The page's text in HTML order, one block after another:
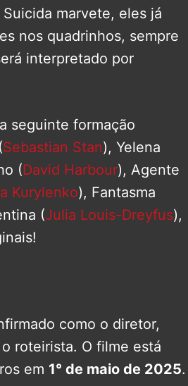
marvete, eles já
nos quadrinhos, sempre
interpretado por
seguinte formação
Sebastian Stan), Yelena
(David Harbour), Agente
Kurylenko), Fantasma
(Julia Louis-Dreyfus),
como o diretor,
roteirista. O filme está
em 1° de maio de 2025.